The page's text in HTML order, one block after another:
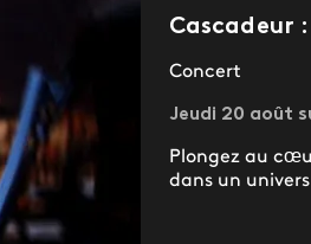
Cascadeur
Concert
Jeudi 20 août
Plongez au
dans un